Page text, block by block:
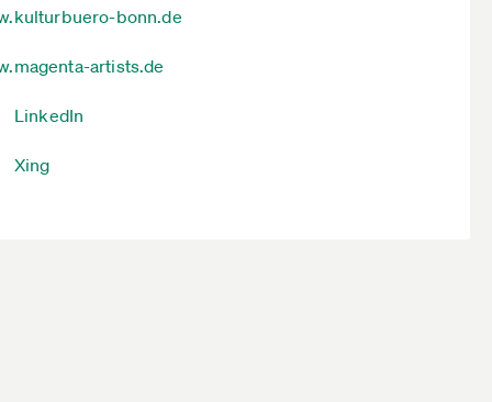
bonn.de
artists.de
LinkedIn
Xing